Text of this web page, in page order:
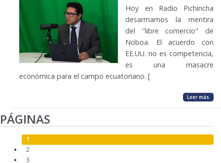
Hoy en Radio Pichincha
desarmamos la mentira
del "libre comercio" de
Noboa. El acuerdo con
EE.UU. no es competencia,
es una masacre
económica para el campo ecuatoriano. [
Leer más
PÁGINAS
1
2
3